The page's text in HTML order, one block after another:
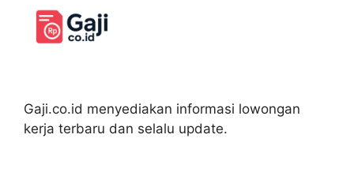
Gaji.co.id menyediakan informasi lowongan
kerja terbaru dan selalu update.